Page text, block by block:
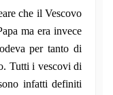
che il Vescovo
ma era invece
per tanto di
Tutti i vescovi di
infatti definiti